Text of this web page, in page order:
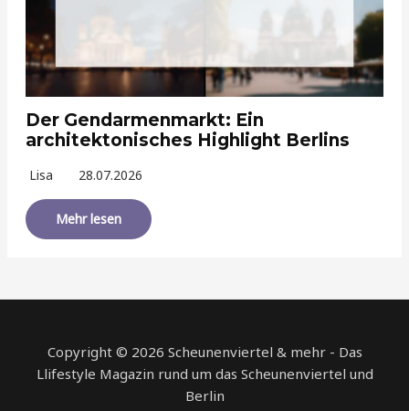
Der Gendarmenmarkt: Ein
architektonisches Highlight Berlins
Lisa 28.07.2026
Mehr lesen
Copyright © 2026 Scheunenviertel & mehr - Das
Llifestyle Magazin rund um das Scheunenviertel und
Berlin